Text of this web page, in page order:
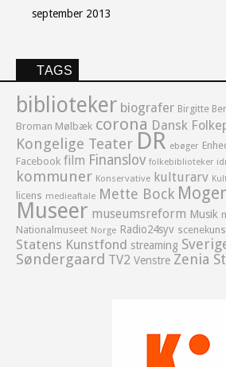
september 2013
TAGS
biblioteker biografer Birgitte
Broman Mølbæk corona Dansk
Kongelige Teater DR ebøger
Facebook film Finanslov folkebiblioteker
kommuner Konservative kulturarv
licens medieaftale Mette Bock
Museer museumsreform Musik
Nationalmuseet Norge Radio24syv
Statens Kunstfond streaming
Søndergaard TV2 Venstre Zenia